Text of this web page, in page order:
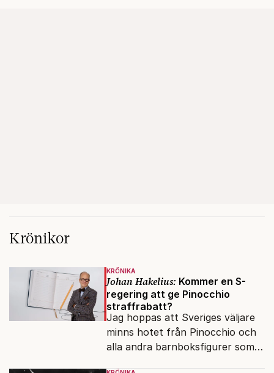
Krönikor
KRÖNIKA
Johan Hakelius: Kommer en S-
regering att ge Pinocchio
straffrabatt?
Jag hoppas att Sveriges väljare
minns hotet från Pinocchio och
alla andra barnboksfigurer som